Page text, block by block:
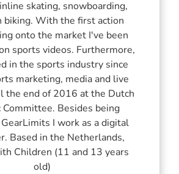
skating, snowboarding,
biking. With the first action
onto the market I've been
sports videos. Furthermore,
in the sports industry since
marketing, media and live
the end of 2016 at the Dutch
Committee. Besides being
I work as a digital
Based in the Netherlands,
Children (11 and 13 years
old)